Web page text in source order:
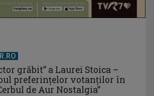
grăbit” a Laurei Stoica –
preferinţelor votanţilor în
de Aur Nostalgia”